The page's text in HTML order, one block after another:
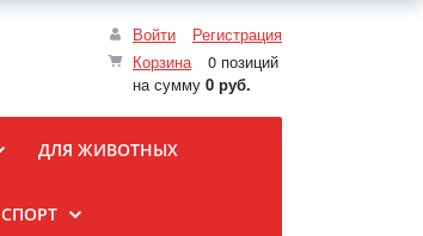
Войти
Регистрация
Корзина
0 позиций
на сумму 0 руб.
ДЛЯ ЖИВОТНЫХ
СПОРТ